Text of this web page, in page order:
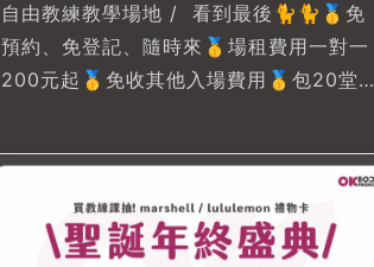
自由教練教學場地 / 看到最後🐈‍🐈‍🥇免
預約、免登記、隨時來🥇場租費用一對一
200元起🥇免收其他入場費用🥇包20堂享
鈴、地雷管、Cable機、有氧器材、拳擊
沙包-----------------------------------
-\ 研習課程場地租借 /🥇可容納15~30人